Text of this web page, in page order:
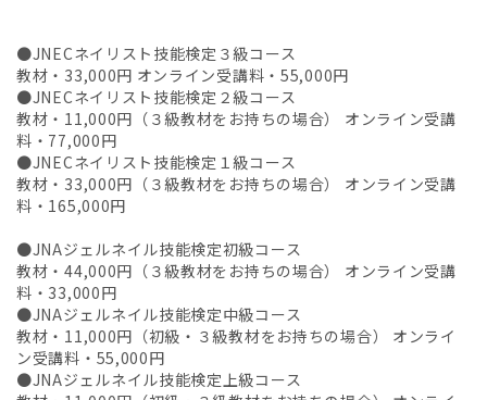
●JNECネイリスト技能検定３級コース
教材・33,000円 オンライン受講料・55,000円
●JNECネイリスト技能検定２級コース
教材・11,000円（３級教材をお持ちの場合） オンライン受講
料・77,000円
●JNECネイリスト技能検定１級コース
教材・33,000円（３級教材をお持ちの場合） オンライン受講
料・165,000円
●JNAジェルネイル技能検定初級コース
教材・44,000円（３級教材をお持ちの場合） オンライン受講
料・33,000円
●JNAジェルネイル技能検定中級コース
教材・11,000円（初級・３級教材をお持ちの場合） オンライ
ン受講料・55,000円
●JNAジェルネイル技能検定上級コース